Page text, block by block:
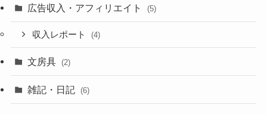
広告収入・アフィリエイト (5)
収入レポート (4)
文房具 (2)
雑記・日記 (6)